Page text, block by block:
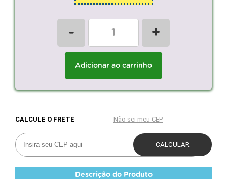
- +
Adicionar ao carrinho
Descrição do Produto